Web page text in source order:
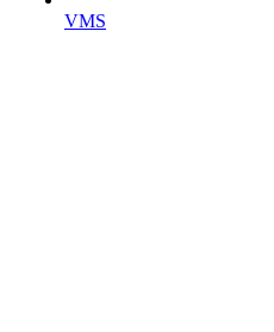
VMS